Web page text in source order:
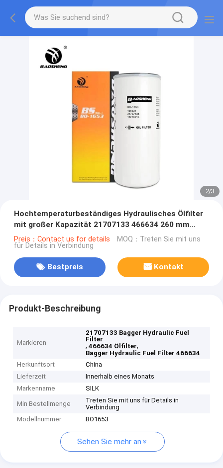
2/3
Hochtemperaturbeständiges Hydraulisches Ölfilter
mit großer Kapazität 21707133 466634 260 mm
Höhenschutz
Preis：Contact us for details MOQ：Treten Sie mit uns
für Details in Verbindung
Bestpreis Kontakt
Produkt-Beschreibung
Markieren
21707133 Bagger Hydraulic Fuel
Filter
,466634 Ölfilter,
Bagger Hydraulic Fuel Filter 466634
Herkunftsort
China
Lieferzeit
Innerhalb eines Monats
Markenname
SILK
Min Bestellmenge
Treten Sie mit uns für Details in
Verbindung
Modellnummer
BO1653
Sehen Sie mehr an